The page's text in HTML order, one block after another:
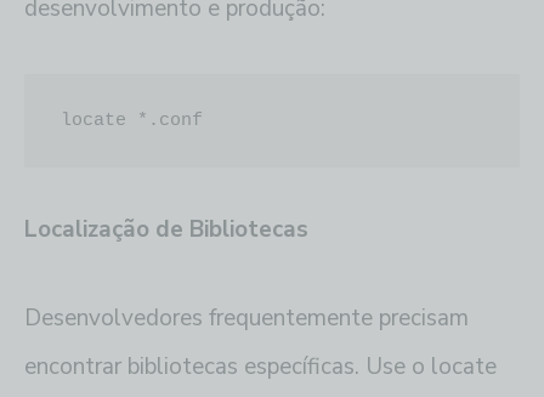
desenvolvimento e produção:
locate *.conf
Localização de Bibliotecas
Desenvolvedores frequentemente precisam
encontrar bibliotecas específicas. Use o locate